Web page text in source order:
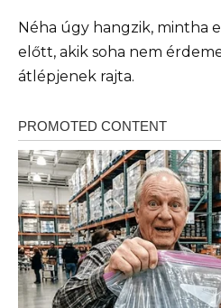
Néha úgy hangzik, mintha
előtt, akik soha nem
átlépjenek rajta.